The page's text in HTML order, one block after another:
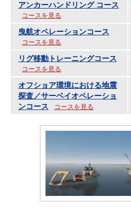
アンカーハンドリング コース
コースを見る
曳航オペレーションコース
コースを見る
リグ移動トレーニングコース
コースを見る
オフショア環境における地震
探査／サーベイオペレーショ
ンコース
コースを見る